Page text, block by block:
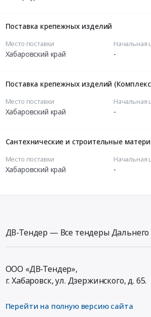
Поставка крепежных изделий
Место поставки
Хабаровский край
Начальная
-
Поставка крепежных изделий (Комплекс
Место поставки
Хабаровский край
Начальная
-
Сантехнические и строительные
Место поставки
Хабаровский край
Начальная
-
ДВ-Тендер — Все тендеры Дальнего
ООО «ДВ-Тендер»,
г. Хабаровск,ул. Дзержинского, д. 65.
Перейти на полную версию сайта